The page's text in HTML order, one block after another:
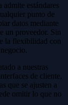
admite estándares
punto de
datos mediante
un proveedor. Sin
la flexibilidad con
a nuestras
de cliente,
que se ajusten a
omitir lo que no